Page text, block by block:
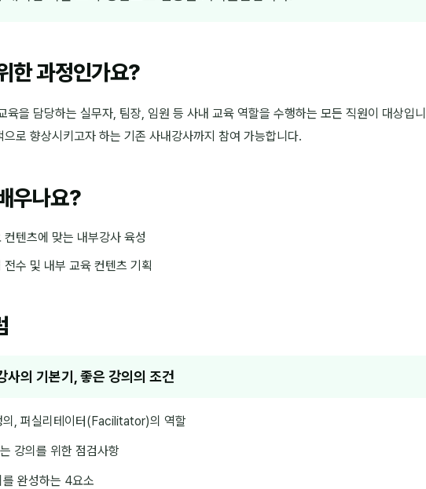
한 과정인가요?
육을 담당하는 실무자, 팀장, 임원 등 사내 교육 역할을 수행하는 모든 직원이 대상입
으로 향상시키고자 하는 기존 사내강사까지 참여 가능합니다.
우나요?
컨텐츠에 맞는 내부강사 육성
전수 및 내부 교육 컨텐츠 기획
사의 기본기, 좋은 강의의 조건
의, 퍼실리테이터(Facilitator)의 역할
강의를 위한 점검사항
를 완성하는 4요소